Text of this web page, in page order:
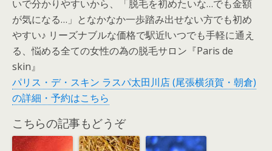
いで分かりやすいから、「脱毛を初めたいな…でも金額
が気になる…」となかなか一歩踏み出せない方でも初め
やすい♪ リーズナブルな価格で駅近!いつでも手軽に通え
る、悩める全ての女性の為の脱毛サロン『Paris de
skin』
パリス・デ・スキン ラスパ太田川店 (尾張横須賀・朝倉)
の詳細・予約はこちら
こちらの記事もどうぞ